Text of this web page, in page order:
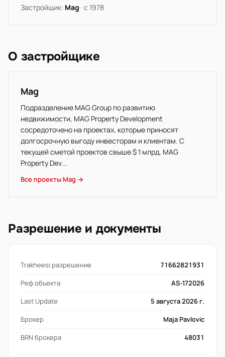
Застройщик: Mag · с 1978
О застройщике
Mag
Подразделение MAG Group по развитию
недвижимости, MAG Property Development
сосредоточено на проектах, которые приносят
долгосрочную выгоду инвесторам и клиентам. С
текущей сметой проектов свыше $ 1 млрд, MAG
Property Dev...
Все проекты Mag →
Разрешение и документы
Trakheesi разрешение
71662821931
Реф объекта
AS-172026
Last Update
5 августа 2026 г.
Брокер
Maja Pavlovic
BRN брокера
48031